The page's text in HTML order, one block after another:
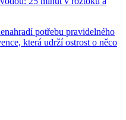
potřebu pravidelného
která udrží ostrost o něco